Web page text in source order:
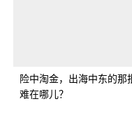
险中淘金，出海中东的那
难在哪儿？